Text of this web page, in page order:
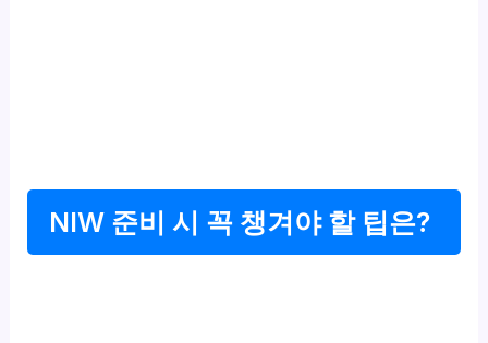
NIW 준비 시 꼭 챙겨야 할 팁은?